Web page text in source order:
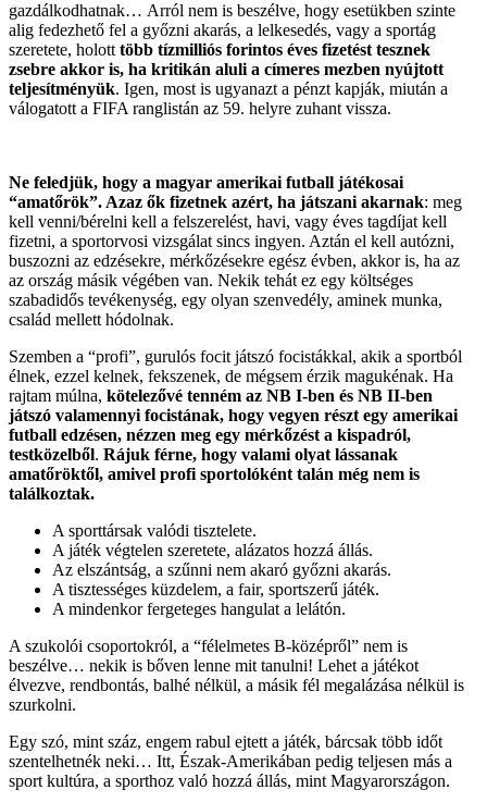
gazdálkodhatnak… Arról nem is beszélve, hogy esetükben szinte
alig fedezhető fel a győzni akarás, a lelkesedés, vagy a sportág
szeretete, holott több tízmilliós forintos éves fizetést tesznek
zsebre akkor is, ha kritikán aluli a címeres mezben nyújtott
teljesítményük. Igen, most is ugyanazt a pénzt kapják, miután a
válogatott a FIFA ranglistán az 59. helyre zuhant vissza.
Ne feledjük, hogy a magyar amerikai futball játékosai
“amatőrök”. Azaz ők fizetnek azért, ha játszani akarnak: meg
kell venni/bérelni kell a felszerelést, havi, vagy éves tagdíjat kell
fizetni, a sportorvosi vizsgálat sincs ingyen. Aztán el kell autózni,
buszozni az edzésekre, mérkőzésekre egész évben, akkor is, ha az
az ország másik végében van. Nekik tehát ez egy költséges
szabadidős tevékenység, egy olyan szenvedély, aminek munka,
család mellett hódolnak.
Szemben a “profi”, gurulós focit játszó focistákkal, akik a sportból
élnek, ezzel kelnek, fekszenek, de mégsem érzik magukénak. Ha
rajtam múlna, kötelezővé tenném az NB I-ben és NB II-ben
játszó valamennyi focistának, hogy vegyen részt egy amerikai
futball edzésen, nézzen meg egy mérkőzést a kispadról,
testközelből. Rájuk férne, hogy valami olyat lássanak
amatőröktől, amivel profi sportolóként talán még nem is
találkoztak.
A sporttársak valódi tisztelete.
A játék végtelen szeretete, alázatos hozzá állás.
Az elszántság, a szűnni nem akaró győzni akarás.
A tisztességes küzdelem, a fair, sportszerű játék.
A mindenkor fergeteges hangulat a lelátón.
A szukolói csoportokról, a “félelmetes B-középről” nem is
beszélve… nekik is bőven lenne mit tanulni! Lehet a játékot
élvezve, rendbontás, balhé nélkül, a másik fél megalázása nélkül is
szurkolni.
Egy szó, mint száz, engem rabul ejtett a játék, bárcsak több időt
szentelhetnék neki… Itt, Észak-Amerikában pedig teljesen más a
sport kultúra, a sporthoz való hozzá állás, mint Magyarországon.